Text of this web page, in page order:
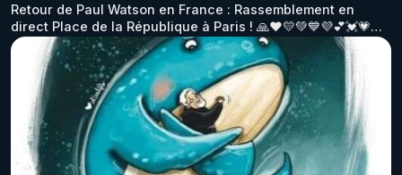
Retour de Paul Watson en France : Rassemblement en
direct Place de la République à Paris ! 🙏❤️💛💚💙💜💕💓💗🙏
https://www.youtube.com/watch?v=NYfPGLNHYRI